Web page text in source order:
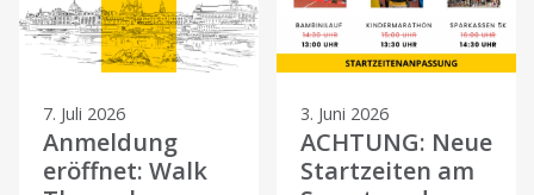
7. Juli 2026
Anmeldung
eröffnet: Walk
3. Juni 2026
ACHTUNG: Neue
Startzeiten am